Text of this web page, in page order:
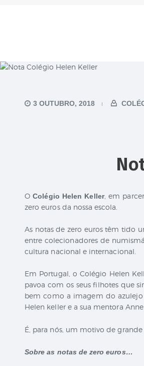
3 OUTUBRO, 2018
OColégio Helen Keller, em
zero euros da nossa escola.
As notas de zero euros têm tido
entre colecionadores de
cultura nacional e internacional.
Em Portugal, o Colégio Helen
pavoa com os seus filhotes que
bem como a imagem do azulejo
Helen keller e a sua mentora
É, para nós, um motivo de
Sobre as notas de zero euros…